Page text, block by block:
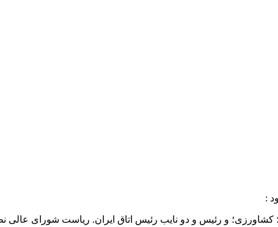
:
کشاورزی؛ و رئیس و دو نایب رئیس اتاق ایران. ریاست شورای عالی